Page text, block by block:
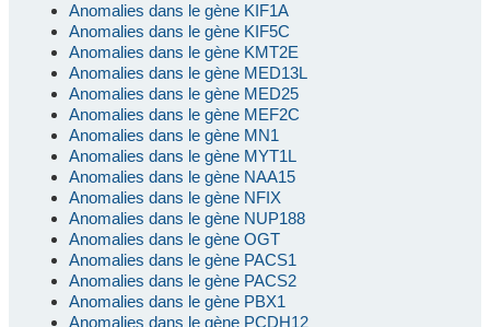
Anomalies dans le gène KIF1A
Anomalies dans le gène KIF5C
Anomalies dans le gène KMT2E
Anomalies dans le gène MED13L
Anomalies dans le gène MED25
Anomalies dans le gène MEF2C
Anomalies dans le gène MN1
Anomalies dans le gène MYT1L
Anomalies dans le gène NAA15
Anomalies dans le gène NFIX
Anomalies dans le gène NUP188
Anomalies dans le gène OGT
Anomalies dans le gène PACS1
Anomalies dans le gène PACS2
Anomalies dans le gène PBX1
Anomalies dans le gène PCDH12